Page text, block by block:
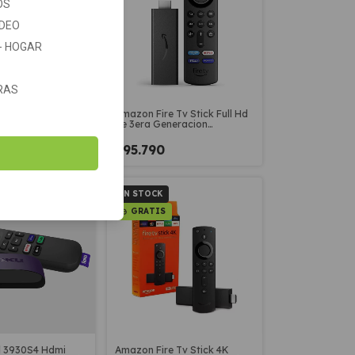
Amazon Fire Tv Stick Full Hd
de 3era Generacion
$95.790
3930S4 Hdmi
SIN STOCK
GRATIS
Amazon Fire Tv Stick 4K
HOGAR